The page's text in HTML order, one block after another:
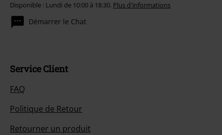
Disponible : Lundi de 10:00 à 18:30. Plus d'informations
Démarrer le Chat
Service Client
FAQ
Politique de Retour
Retourner un produit